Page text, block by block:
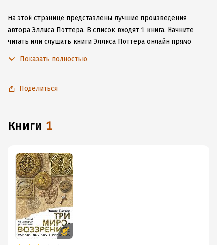
На этой странице представлены лучшие произведения
автора Эллиса Поттера. В список входят 1 книга. Начните
читать или слушать книги Эллиса Поттера онлайн прямо
Показать полностью
Поделиться
книги 1